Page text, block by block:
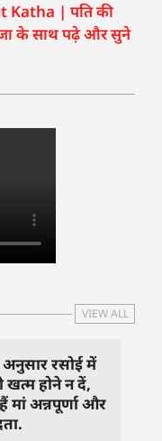
Katha | पति की
के साथ पढ़े और सुने
VIEW ALL
रसोई में
खत्म होने न दें,
मां अन्नपूर्णा और